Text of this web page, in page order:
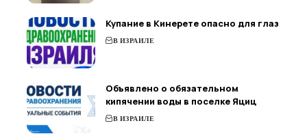
Купание в Кинерете опасно для глаз
В ИЗРАИЛЕ
Объявлено о обязательном
кипячении воды в поселке Яциц
В ИЗРАИЛЕ